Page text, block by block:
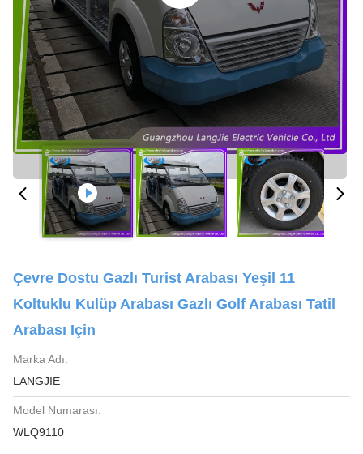
Çevre Dostu Gazlı Turist Arabası Yeşil 11
Koltuklu Kulüp Arabası Gazlı Golf Arabası Tatil
Arabası Için
Marka Adı:
LANGJIE
Model Numarası:
WLQ9110